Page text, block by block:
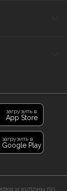
загрузить в
App Store
загрузить в
Google Play
и купоны по